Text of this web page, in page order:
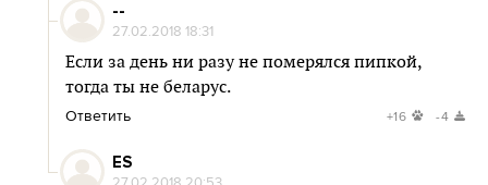
--
27.02.2018 18:31
Если за день ни разу не померялся пипкой,
тогда ты не беларус.
Ответить +16 -4
ES